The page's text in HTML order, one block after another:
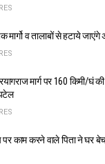
मार्गो व तालाबों से हटाये
मार्ग पर 160 किमी/घं
पर काम करने वाले पिता ने घर